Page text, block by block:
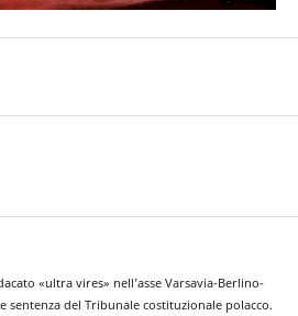
«ultra vires» nell’asse Varsavia-Berlino-
sentenza del Tribunale costituzionale polacco.